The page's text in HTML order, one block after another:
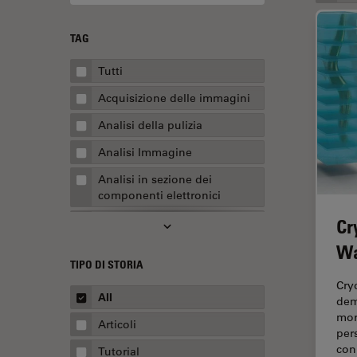
TAG
Tutti
Acquisizione delle immagini
Analisi della pulizia
Analisi Immagine
Analisi in sezione dei
componenti elettronici
Analisi multiplex spaziale
AR Surgery
Assemblaggio
TIPO DI STORIA
All
Articoli
Tutorial